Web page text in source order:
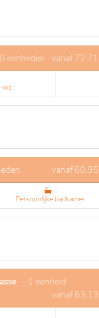
eenheden vanaf72,71
wc
vanaf60,95
Persoonlijke badkamer
- 1 eenheid
vanaf63,13